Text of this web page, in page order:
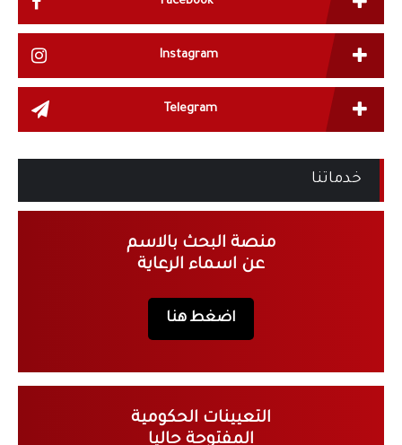
Instagram
Telegram
خدماتنا
منصة البحث بالاسم
عن اسماء الرعاية
اضغط هنا
التعيينات الحكومية
المفتوحة حاليا